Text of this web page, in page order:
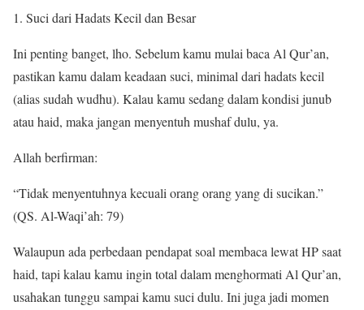
Suci dari Hadats Kecil dan Besar
Ini penting banget, lho. Sebelum kamu mulai baca Al Qur’an,
pastikan kamu dalam keadaan suci, minimal dari hadats kecil
(alias sudah wudhu). Kalau kamu sedang dalam kondisi junub
atau haid, maka jangan menyentuh mushaf dulu, ya.
Allah berfirman:
“Tidak menyentuhnya kecuali orang orang yang di sucikan.”
(QS. Al-Waqi’ah: 79)
Walaupun ada perbedaan pendapat soal membaca lewat HP saat
haid, tapi kalau kamu ingin total dalam menghormati Al Qur’an,
usahakan tunggu sampai kamu suci dulu. Ini juga jadi momen